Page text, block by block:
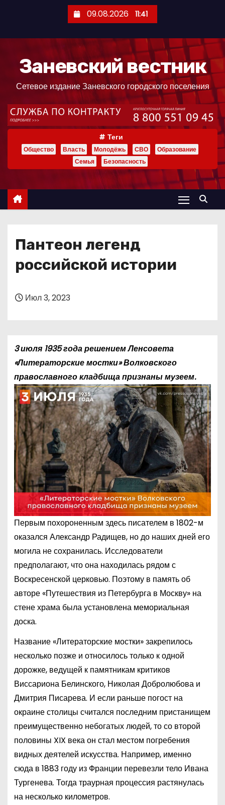
ж
09.08.2026 11:41
Заневский вестник
Сетевое издание Заневского городского поселения
Теги
Общество Власть Молодёжь СВО
Образование
Семья
Безопасность
Пантеон легенд
российской истории
Июл 3, 2023
3 июля 1935 года решением Ленсовета
«Литераторские мостки» Волковского
православного кладбища признаны музеем.
Первым похороненным здесь писателем в 1802-м
оказался Александр Радищев, но до наших дней его
могила не сохранилась. Исследователи
предполагают, что она находилась рядом с
Воскресенской церковью. Поэтому в память об
авторе «Путешествия из Петербурга в Москву» на
стене храма была установлена мемориальная
доска.
Название «Литераторские мостки» закрепилось
несколько позже и относилось только к одной
дорожке, ведущей к памятникам критиков
Виссариона Белинского, Николая Добролюбова и
Дмитрия Писарева. И если раньше погост на
окраине столицы считался последним пристанищем
преимущественно небогатых людей, то со второй
половины XIX века он стал местом погребения
видных деятелей искусства. Например, именно
сюда в 1883 году из Франции перевезли тело Ивана
Тургенева. Тогда траурная процессия растянулась
на несколько километров.